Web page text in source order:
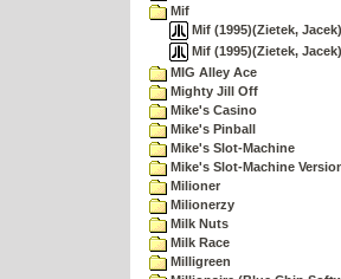
Mif
Mif (1995)(Zietek,
Mif (1995)(Zietek,
MIG Alley Ace
Mighty Jill Off
Mike's Casino
Mike's Pinball
Mike's Slot-Machine
Mike's Slot-Machine
Milioner
Milionerzy
Milk Nuts
Milk Race
Milligreen